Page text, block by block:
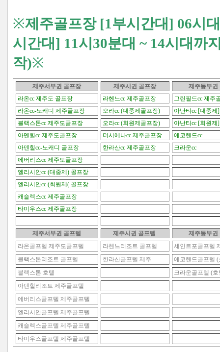
※제주골프장 [1부시간대] 06시
시간대] 11시30분대 ~ 14시대까
작)※
제주서부권 골프장 제주시권 골프장 제주동부권
라온cc 제주도 골프장
라헨느cc 제주골프장
그린필드cc 제주
라온cc-노캐디 제주골프장
오라cc (대중제골프장)
아난티cc [대중제]
블랙스톤cc 제주도골프장
오라cc (회원제골프장)
아난티cc [회원제]
아덴힐cc 제주도골프장
더시에나cc 제주골프장
에코랜드cc
아덴힐cc-노캐디 골프장
한라산cc 제주골프장
크라운cc
에버리스cc 제주도골프장
엘리시안cc (대중제) 골프장
엘리시안cc (회원제( 골프장
캐슬렉스cc 제주골프장
타미우스cc 제주골프장
제주서부권 골프텔 제주시권 골프텔 제주동부권
라온골프텔 제주도골프텔
라헨느리조트 골프텔
세인트포골프텔
블랙스톤리조트 골프텔
한라산골프텔 제주
에코랜드골프텔 (
블랙스톤 호텔
크라운골프텔 (
아덴힐리조트 제주골프텔
에버리스골프텔 제주골프텔
엘리시안골프텔 제주골프텔
캐슬렉스골프텔 제주골프텔
타미우스골프텔 제주골프텔